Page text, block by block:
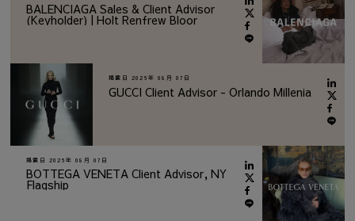
BALENCIAGA Sales & Client Advisor
(Keyholder) | Holt Renfrew Bloor
掲載日 2026年 08月 07日
GUCCI Client Advisor - Orlando Millenia
掲載日 2026年 08月 07日
BOTTEGA VENETA Client Advisor, NY
Flagship